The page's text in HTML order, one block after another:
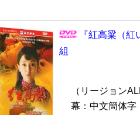
『紅高粱（
組
（リージョン
幕：中文簡体字